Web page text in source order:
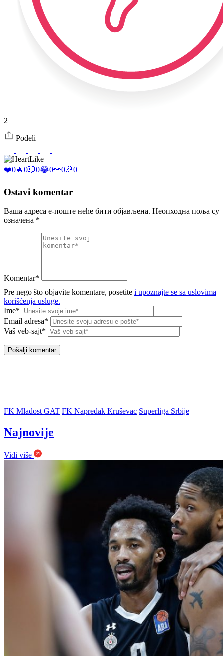
2
Podeli
Like
❤️0🔥0💥0😂0👀0🎉0
Ostavi komentar
Ваша адреса е-поште неће бити објављена. Неопходна поља су
означена *
Komentar*
Pre nego što objavite komentare, posetite i upoznajte se sa uslovima
korišćenja usluge.
Ime*
Email adresa*
Vaš veb-sajt*
FK Mladost GAT FK Napredak Kruševac Superliga Srbije
Najnovije
Vidi više